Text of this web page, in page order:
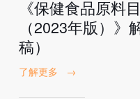
《保健食品原料
（2023年版）
稿）
了解更多 →